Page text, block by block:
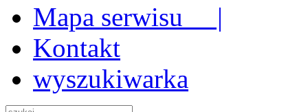
Mapa serwisu |
Kontakt
wyszukiwarka